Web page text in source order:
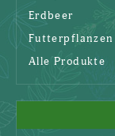
Erdbeer
Futterpflanzen
Alle Produkte